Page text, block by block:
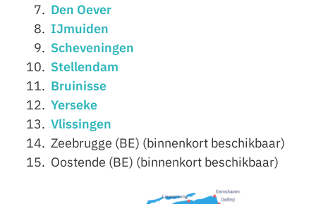
Den Oever
IJmuiden
Scheveningen
Stellendam
Bruinisse
Yerseke
Vlissingen
Zeebrugge (BE) (binnenkort beschikbaar)
Oostende (BE) (binnenkort beschikbaar)